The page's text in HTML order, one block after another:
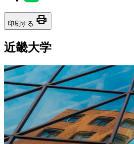
印刷する print
近畿大学